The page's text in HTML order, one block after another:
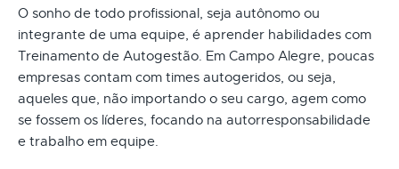
O sonho de todo profissional, seja autônomo ou
integrante de uma equipe, é aprender habilidades com
Treinamento de Autogestão. Em Campo Alegre, poucas
empresas contam com times autogeridos, ou seja,
aqueles que, não importando o seu cargo, agem como
se fossem os líderes, focando na autorresponsabilidade
e trabalho em equipe.